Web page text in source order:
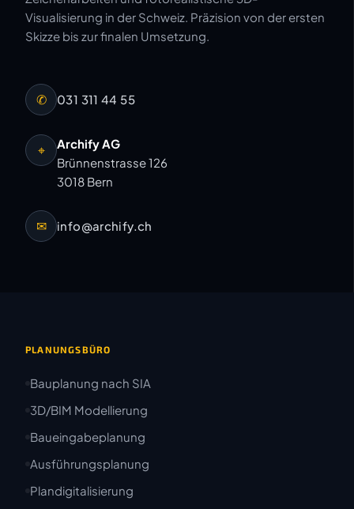
Visualisierung in der Schweiz. Präzision von der ersten
Skizze bis zur finalen Umsetzung.
✆ 031 311 44 55
⌖
Archify AG
Brünnenstrasse 126
3018 Bern
✉ info@archify.ch
PLANUNGSBÜRO
Bauplanung nach SIA
3D/BIM Modellierung
Baueingabeplanung
Ausführungsplanung
Plandigitalisierung